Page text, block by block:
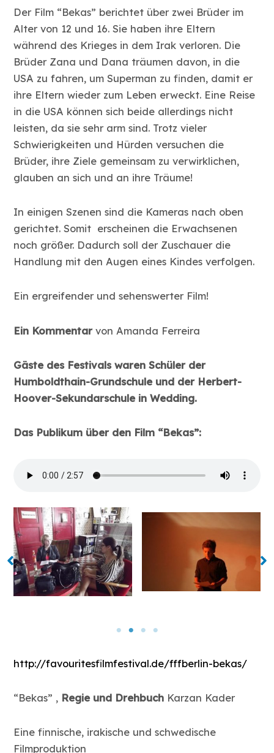
Der Film “Bekas” berichtet über zwei Brüder im
Alter von 12 und 16. Sie haben ihre Eltern
während des Krieges in dem Irak verloren. Die
Brüder Zana und Dana träumen davon, in die
USA zu fahren, um Superman zu finden, damit er
ihre Eltern wieder zum Leben erweckt. Eine Reise
in die USA können sich beide allerdings nicht
leisten, da sie sehr arm sind. Trotz vieler
Schwierigkeiten und Hürden versuchen die
Brüder, ihre Ziele gemeinsam zu verwirklichen,
glauben an sich und an ihre Träume!
In einigen Szenen sind die Kameras nach oben
gerichtet. Somit erscheinen die Erwachsenen
noch größer. Dadurch soll der Zuschauer die
Handlung mit den Augen eines Kindes verfolgen.
Ein ergreifender und sehenswerter Film!
Ein Kommentarvon Amanda Ferreira
Gäste des Festivals waren Schüler der
Humboldthain-Grundschule und der Herbert-
Hoover-Sekundarschule in Wedding.
Das Publikum über den Film “Bekas”:
http://favouritesfilmfestival.de/fffberlin-bekas/
“Bekas” , Regie und Drehbuch Karzan Kader
Eine finnische, irakische und schwedische
Filmproduktion